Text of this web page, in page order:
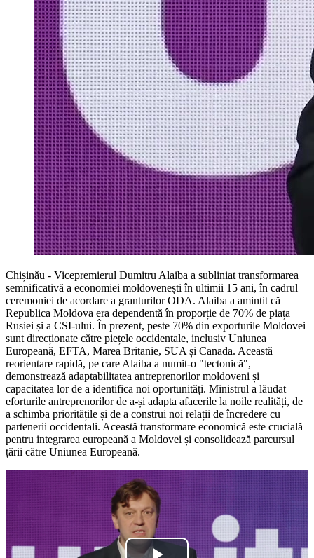
Chișinău - Vicepremierul Dumitru Alaiba a subliniat transformarea
semnificativă a economiei moldovenești în ultimii 15 ani, în cadrul
ceremoniei de acordare a granturilor ODA. Alaiba a amintit că
Republica Moldova era dependentă în proporție de 70% de piața
Rusiei și a CSI-ului. În prezent, peste 70% din exporturile Moldovei
sunt direcționate către piețele occidentale, inclusiv Uniunea
Europeană, EFTA, Marea Britanie, SUA și Canada. Această
reorientare rapidă, pe care Alaiba a numit-o "tectonică",
demonstrează adaptabilitatea antreprenorilor moldoveni și
capacitatea lor de a identifica noi oportunități. Ministrul a lăudat
eforturile antreprenorilor de a-și adapta afacerile la noile realități, de
a schimba prioritățile și de a construi noi relații de încredere cu
partenerii occidentali. Această transformare economică este crucială
pentru integrarea europeană a Moldovei și consolidează parcursul
țării către Uniunea Europeană.